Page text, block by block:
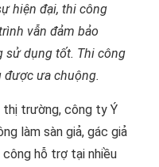
hiện đại, thi công
vẫn đảm bảo
sử dụng tốt. Thi công
được ưa chuộng.
trường, công ty Ý
làm sàn giả, gác giả
hỗ trợ tại nhiều